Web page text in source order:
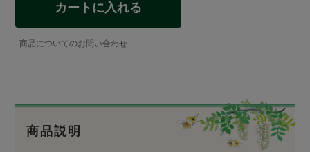
カートに入れる
商品についてのお問い合わせ
商品説明